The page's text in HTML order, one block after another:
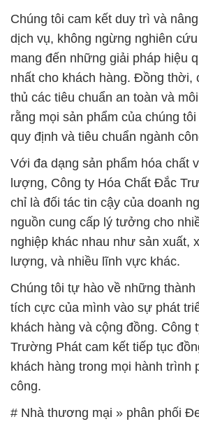
Chúng tôi cam kết duy trì và
dịch vụ, không ngừng nghiên
mang đến những giải pháp hiệu
nhất cho khách hàng. Đồng thời,
thủ các tiêu chuẩn an toàn và
rằng mọi sản phẩm của chúng
quy định và tiêu chuẩn ngành
Với đa dạng sản phẩm hóa chất
lượng, Công ty Hóa Chất Đắc
chỉ là đối tác tin cậy của doanh
nguồn cung cấp lý tưởng cho
nghiệp khác nhau như sản xuất,
lượng, và nhiều lĩnh vực khác.
Chúng tôi tự hào về những
tích cực của mình vào sự phát
khách hàng và cộng đồng. Công
Trường Phát cam kết tiếp tục
khách hàng trong mọi hành trình
công.
# Nhà thương mại » phân phối